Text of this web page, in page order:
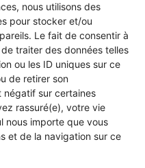
nous utilisons des
pour stocker et/ou
Le fait de consentir à
traiter des données telles
ou les ID uniques sur ce
de retirer son
sur certaines
rassuré(e), votre vie
nous importe que vous
et de la navigation sur ce
aux parfums des
ou humeurs des
FRiCHTRE ?